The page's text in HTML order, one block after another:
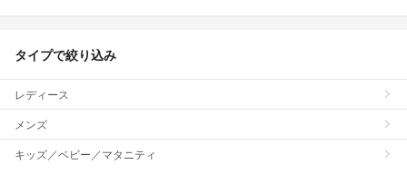
タイプで絞り込み
レディース
メンズ
キッズ／ベビー／マタニティ